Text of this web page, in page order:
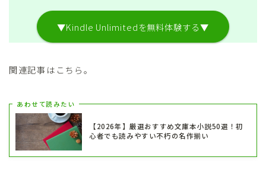
▼Kindle Unlimitedを無料体験する▼
関連記事はこちら。
あわせて読みたい
【2026年】厳選おすすめ文庫本小説50選！初
心者でも読みやすい不朽の名作揃い